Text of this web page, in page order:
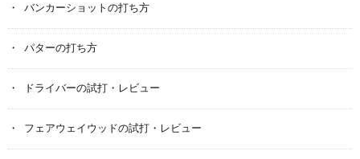
バンカーショットの打ち方
パターの打ち方
ドライバーの試打・レビュー
フェアウェイウッドの試打・レビュー